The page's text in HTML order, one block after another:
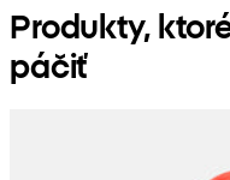
Produkty,
páčiť